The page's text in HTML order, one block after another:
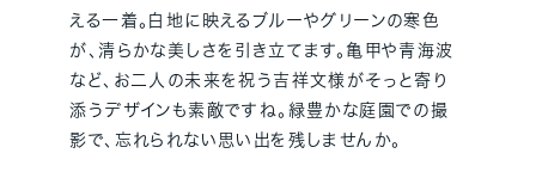
える一着。白地に映えるブルーやグリーンの寒色
が、清らかな美しさを引き立てます。亀甲や青海波
など、お二人の未来を祝う吉祥文様がそっと寄り
添うデザインも素敵ですね。緑豊かな庭園での撮
影で、忘れられない思い出を残しませんか。